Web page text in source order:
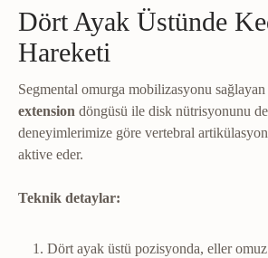
Dört Ayak Üstünde
Hareketi
Segmental omurga mobilizasyonu
extension döngüsü ile disk nütrisyonunu
deneyimlerimize göre vertebral
aktive eder.
Teknik detaylar:
Dört ayak üstü pozisyonda, eller omuz